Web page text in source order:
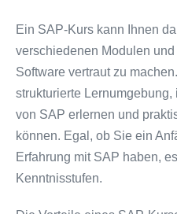
Ein SAP-Kurs kann Ihnen
verschiedenen Modulen
Software vertraut zu
strukturierte
von SAP erlernen und
können. Egal, ob Sie ein
Erfahrung mit SAP haben,
Kenntnisstufen.